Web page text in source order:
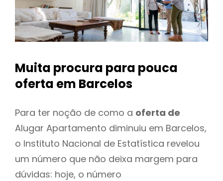
Muita procura para pouca
oferta em Barcelos
Para ter noção de como a oferta de
Alugar Apartamento diminuiu em Barcelos,
o Instituto Nacional de Estatística revelou
um número que não deixa margem para
dúvidas: hoje, o número